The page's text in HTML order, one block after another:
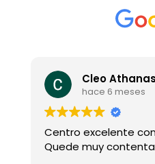
Cleo
hace 6 meses
Centro excelente
Quede muy